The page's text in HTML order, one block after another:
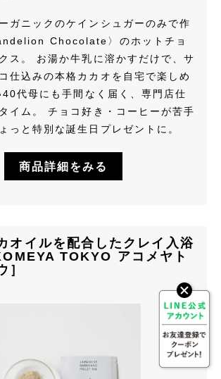
ガニックのケインシュガーのみで作
Chocolate〉のホットチョ
ス。 お湯か牛乳に溶かすだけで、サ
仕込みの本格カカオを自宅で楽しめ
代母にも手間なく届く、専門店仕
イム。 チョコ好き・コーヒーが苦手
っと特別な誕生日プレゼントに。
商品詳細をみる
オイルを配合したクレイ入浴
TOKYO アコメヤト
］